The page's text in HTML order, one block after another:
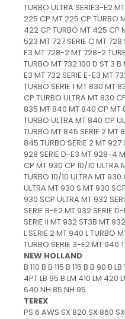
TURBO ULTRA SERIE3-E2
225 CP MT 225 CP TURBO
422 CP TURBO MT 425 CP
523 MT 727 SERIE C MT 728
E3 MT 728-2 MT 728-2
TURBO MT 732 100 D ST 3 B
E3 MT 732 SERIE E-E3 MT
TURBO SERIE 1 MT 830 MT
CP TURBO ULTRA MT 830
835 MT 840 MT 840 CP MT
TURBO ULTRA MT 840 CP
TURBO MT 845 SERIE 2 MT
845 TURBO SERIE 2 MT 927
928 SERIE D-E3 MT 928-4
CP MT 930 CP 10/10 ULTRA
TURBO 10/10 ULTRA MT
ULTRA MT 930 S MT 930
930 SCP ULTRA MT 932
SERIE B-E2 MT 932 SERIE
SERIE II MT 932 ST3B MT
L SERIE 2 MT 940 L TURBO
TURBO SERIE 3-E2 MT 940
NEW HOLLAND
B 110 B B 115 B 115 B B 90 B
4PT LB 95 B LM 410 LM 420
640 NH 85 NH 95
TEREX
PS 6 AWS SX 820 SX 860